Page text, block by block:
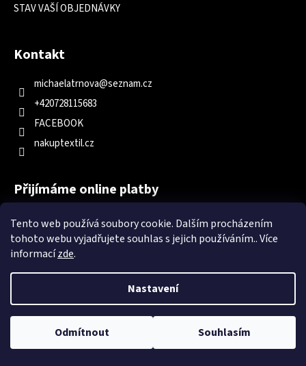
Tento web používá soubory cookie. Dalším procházením
tohoto webu vyjadřujete souhlas s jejich používáním.. Více
informacízde.
Nastavení
Odmítnout Souhlasím
STAV VAŠÍ OBJEDNÁVKY
Kontakt
michaelatrnova@seznam.cz
+420728115683
FACEBOOK
nakuptextil.cz
Přijímáme online platby